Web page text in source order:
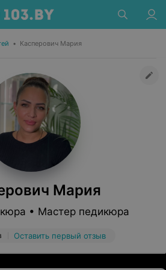
• Касперович Мария
Мария
• Мастер педикюра
Оставить первый отзыв